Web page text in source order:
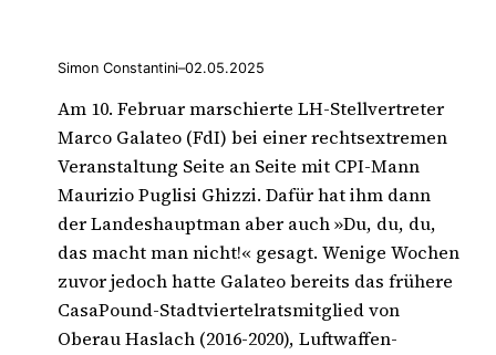
Simon Constantini–02.05.2025
Am 10. Februar marschierte LH-Stellvertreter
Marco Galateo (FdI) bei einer rechtsextremen
Veranstaltung Seite an Seite mit CPI-Mann
Maurizio Puglisi Ghizzi. Dafür hat ihm dann
der Landeshauptman aber auch »Du, du, du,
das macht man nicht!« gesagt. Wenige Wochen
zuvor jedoch hatte Galateo bereits das frühere
CasaPound-Stadtviertelratsmitglied von
Oberau Haslach (2016-2020), Luftwaffen-